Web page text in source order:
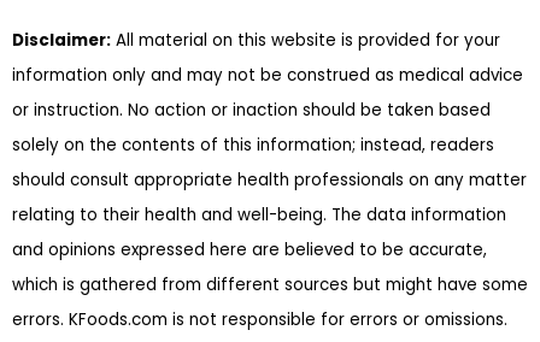
Disclaimer: All material on this website is provided for your
information only and may not be construed as medical advice
or instruction. No action or inaction should be taken based
solely on the contents of this information; instead, readers
should consult appropriate health professionals on any matter
relating to their health and well-being. The data information
and opinions expressed here are believed to be accurate,
which is gathered from different sources but might have some
errors. KFoods.com is not responsible for errors or omissions.